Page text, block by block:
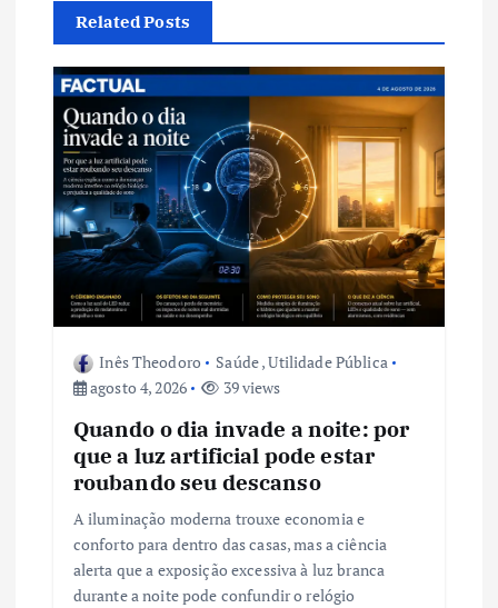
ã
o
d
e
P
Related Posts
Inês Theodoro Saúde,Utilidade Pública
agosto 4, 2026
39 views
Quando o dia invade a noite: por
que a luz artificial pode estar
roubando seu descanso
A iluminação moderna trouxe economia e
conforto para dentro das casas, mas a ciência
alerta que a exposição excessiva à luz branca
durante a noite pode confundir o relógio